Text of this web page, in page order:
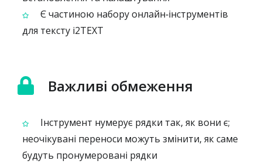
Є частиною набору онлайн‑інструментів
для тексту i2TEXT
Важливі обмеження
Інструмент нумерує рядки так, як вони є;
неочікувані переноси можуть змінити, як саме
будуть пронумеровані рядки